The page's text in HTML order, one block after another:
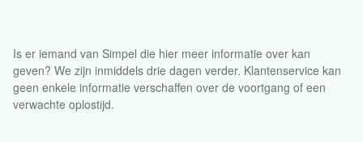
Is er iemand van Simpel die hier meer informatie over kan
geven? We zijn inmiddels drie dagen verder. Klantenservice kan
geen enkele informatie verschaffen over de voortgang of een
verwachte oplostijd.